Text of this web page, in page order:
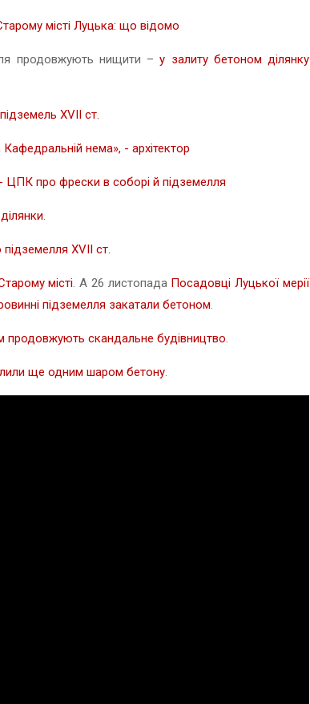
місті Луцька: що відомо
продовжують нищити –у залиту бетоном ділянку
XVII ст.
нема», - архітектор
ЦПК про фрески в соборі й підземелля
.
XVII ст.
місті. А 26 листопада Посадовці Луцької мерії
підземелля закатали бетоном.
продовжують скандальне будівництво.
ще одним шаром бетону.